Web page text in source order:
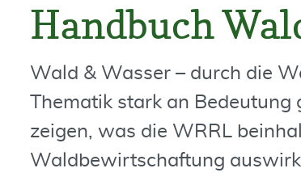
Handbuch
Wald & Wasser – durch die
Thematik stark an
zeigen, was die WRRL
Waldbewirtschaftung